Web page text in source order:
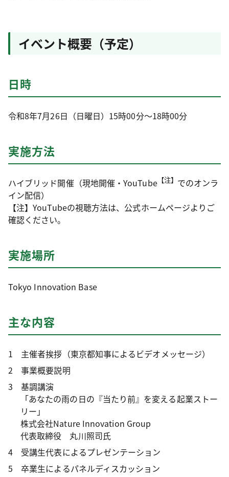
イベント概要（予定）
日時
令和8年7月26日（日曜日）15時00分～18時00分
実施方法
ハイブリッド開催（現地開催・YouTube 【注】 でのオンラ
イン配信）
【注】YouTubeの視聴方法は、公式ホームページよりご
確認ください。
実施場所
Tokyo Innovation Base
主な内容
1 主催者挨拶（東京都知事によるビデオメッセージ）
2 事業概要説明
3 基調講演
「あなたの雨の日の『当たり前』を変える起業ストー
リー」
株式会社Nature Innovation Group
代表取締役 丸川照司氏
4 受講生代表によるプレゼンテーション
5 卒業生によるパネルディスカッション